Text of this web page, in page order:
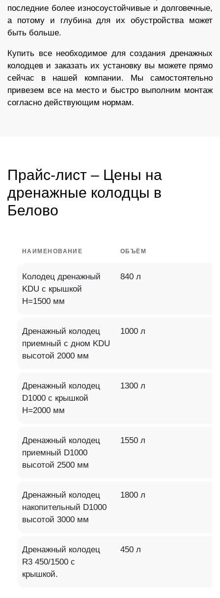
последние более износоустойчивые и долговечные,
а потому и глубина для их обустройства может
быть больше.
Купить все необходимое для создания дренажных
колодцев и заказать их установку вы можете прямо
сейчас в нашей компании. Мы самостоятельно
привезем все на место и быстро выполним монтаж
согласно действующим нормам.
Прайс-лист – Цены на
дренажные колодцы в
Белово
НАИМЕНОВАНИЕ ОБЪЁМ
Колодец дренажный
KDU с крышкой
H=1500 мм
840 л
Дренажный колодец
приемный c дном KDU
высотой 2000 мм
1000 л
Дренажный колодец
D1000 с крышкой
H=2000 мм
1300 л
Дренажный колодец
приемный D1000
высотой 2500 мм
1550 л
Дренажный колодец
накопительный D1000
высотой 3000 мм
1800 л
Дренажный колодец
R3 450/1500 с
крышкой.
450 л